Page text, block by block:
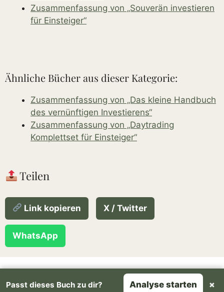
Zusammenfassung von „Souverän investieren
für Einsteiger“
Ähnliche Bücher aus dieser Kategorie:
Zusammenfassung von „Das kleine Handbuch
des vernünftigen Investierens“
Zusammenfassung von „Daytrading
Komplettset für Einsteiger“
Teilen
Link kopieren X / Twitter
WhatsApp
Über den Autor
Rechtliches
Passt dieses Buch zu dir? Analyse starten ×